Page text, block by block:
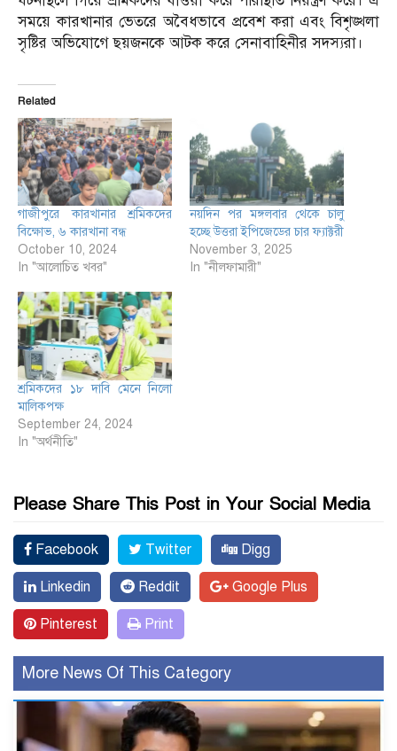
সময়ে কারখানার ভেতরে অবৈধভাবে প্রবেশ করা এবং বিশৃঙ্খলা
সৃষ্টির অভিযোগে ছয়জনকে আটক করে সেনাবাহিনীর সদস্যরা।
Related
গাজীপুরে কারখানার শ্রমিকদের
বিক্ষোভ, ৬ কারখানা বন্ধ
October 10, 2024
In "আলোচিত খবর"
নয়দিন পর মঙ্গলবার থেকে চালু
হচ্ছে উত্তরা ইপিজেডের চার ফ্যাক্টরী
November 3, 2025
In "নীলফামারী"
শ্রমিকদের ১৮ দাবি মেনে নিলো
মালিকপক্ষ
September 24, 2024
In "অর্থনীতি"
Please Share This Post in Your Social Media
Facebook Twitter Digg
Linkedin Reddit Google Plus
Pinterest Print
More News Of This Category